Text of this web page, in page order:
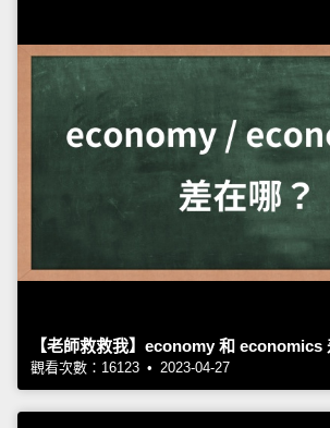
【老師救救我】economy 和 economics
觀看次數：16123 • 2023-04-27